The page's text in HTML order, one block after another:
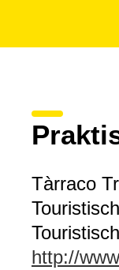
Tàrraco
http://